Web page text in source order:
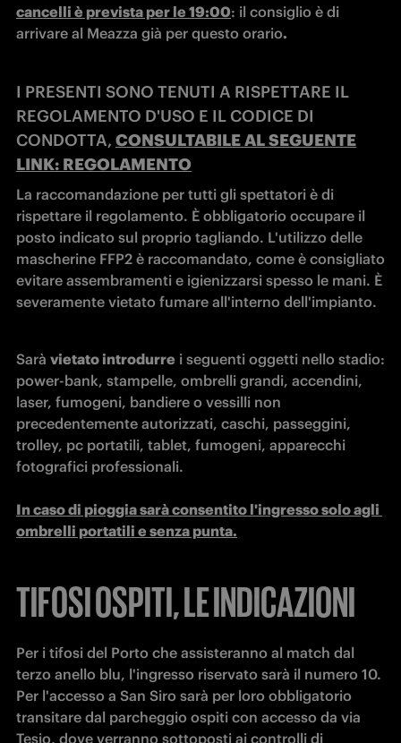
cancelli è prevista per le 19:00: il consiglio è di
arrivare al Meazza già per questo orario.
I PRESENTI SONO TENUTI A RISPETTARE IL
REGOLAMENTO D'USO E IL CODICE DI
CONDOTTA, CONSULTABILE AL SEGUENTE
LINK: REGOLAMENTO
La raccomandazione per tutti gli spettatori è di
rispettare il regolamento. È obbligatorio occupare il
posto indicato sul proprio tagliando. L'utilizzo delle
mascherine FFP2 è raccomandato, come è consigliato
evitare assembramenti e igienizzarsi spesso le mani. È
severamente vietato fumare all'interno dell'impianto.
Sarà vietato introdurre i seguenti oggetti nello stadio:
power-bank, stampelle, ombrelli grandi, accendini,
laser, fumogeni, bandiere o vessilli non
precedentemente autorizzati, caschi, passeggini,
trolley, pc portatili, tablet, fumogeni, apparecchi
fotografici professionali.
In caso di pioggia sarà consentito l'ingresso solo agli
ombrelli portatili e senza punta.
TIFOSI OSPITI, LE INDICAZIONI
Per i tifosi del Porto che assisteranno al match dal
terzo anello blu, l'ingresso riservato sarà il numero 10.
Per l'accesso a San Siro sarà per loro obbligatorio
transitare dal parcheggio ospiti con accesso da via
Tesio, dove verranno sottoposti ai controlli di